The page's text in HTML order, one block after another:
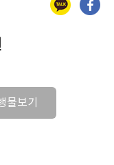
카카오톡 페이스북
물보기